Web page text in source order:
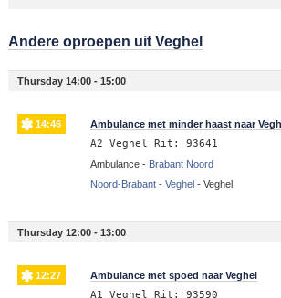
Andere oproepen uit Veghel
Thursday 14:00 - 15:00
14:46 Ambulance met minder haast naar
A2 Veghel Rit: 93641
Ambulance - Brabant Noord
Noord-Brabant- Veghel- Veghel
Thursday 12:00 - 13:00
12:27 Ambulance met spoed naar Veghel
A1 Veghel Rit: 93590